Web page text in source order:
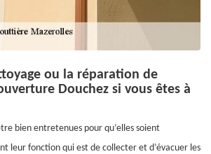
ou la réparation de
Douchez si vous êtes à
bien entretenues pour qu’elles soient
leur fonction qui est de collecter et d’évacuer les